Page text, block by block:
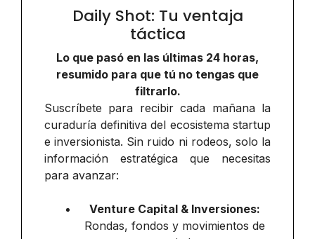
Daily Shot: Tu ventaja
táctica
Lo que pasó en las últimas 24 horas,
resumido para que tú no tengas que
filtrarlo.
Suscríbete para recibir cada mañana la
curaduría definitiva del ecosistema startup
e inversionista. Sin ruido ni rodeos, solo la
información estratégica que necesitas
para avanzar:
Venture Capital & Inversiones:
Rondas, fondos y movimientos de